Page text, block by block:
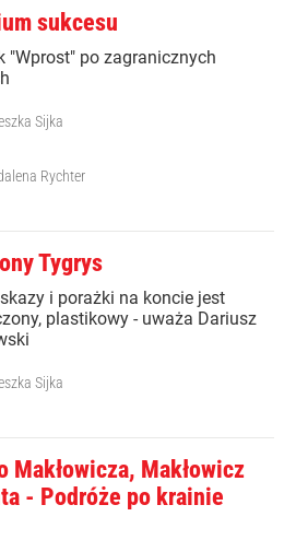
sukcesu
"Wprost" po zagranicznych
Sijka
Rychter
Tygrys
i porażki na koncie jest
plastikowy - uważa Dariusz
Sijka
Makłowicza, Makłowicz
- Podróże po krainie